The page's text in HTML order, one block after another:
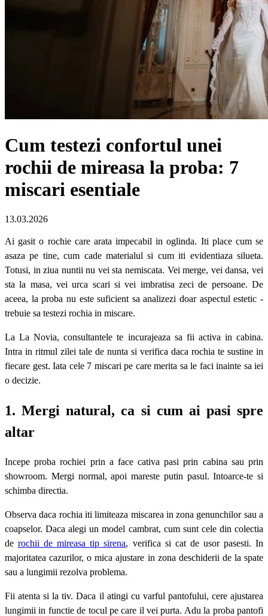
Cum testezi confortul unei
rochii de mireasa la proba: 7
miscari esentiale
13.03.2026
Ai gasit o rochie care arata impecabil in oglinda. Iti place cum se
asaza pe tine, cum cade materialul si cum iti evidentiaza silueta.
Totusi, in ziua nuntii nu vei sta nemiscata. Vei merge, vei dansa, vei
sta la masa, vei urca scari si vei imbratisa zeci de persoane. De
aceea, la proba nu este suficient sa analizezi doar aspectul estetic -
trebuie sa testezi rochia in miscare.
La La Novia, consultantele te incurajeaza sa fii activa in cabina.
Intra in ritmul zilei tale de nunta si verifica daca rochia te sustine in
fiecare gest. Iata cele 7 miscari pe care merita sa le faci inainte sa iei
o decizie.
1. Mergi natural, ca si cum ai pasi spre
altar
Incepe proba rochiei prin a face cativa pasi prin cabina sau prin
showroom. Mergi normal, apoi mareste putin pasul. Intoarce-te si
schimba directia.
Observa daca rochia iti limiteaza miscarea in zona genunchilor sau a
coapselor. Daca alegi un model cambrat, cum sunt cele din colectia
derochii de mireasa tip sirena, verifica si cat de usor pasesti. In
majoritatea cazurilor, o mica ajustare in zona deschiderii de la spate
sau a lungimii rezolva problema.
Fii atenta si la tiv. Daca il atingi cu varful pantofului, cere ajustarea
lungimii in functie de tocul pe care il vei purta. Adu la proba pantofi